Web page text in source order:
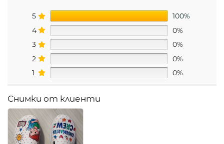
5
100%
4
0%
3
0%
2
0%
1
0%